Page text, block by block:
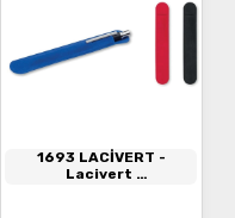
1693 LACİVERT -
Lacivert